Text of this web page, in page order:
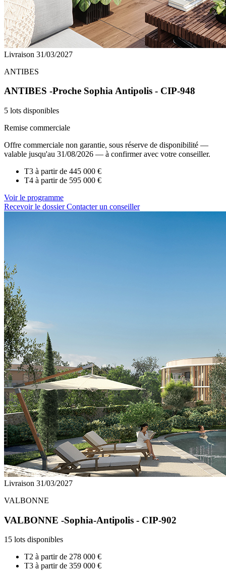
Livraison 31/03/2027
ANTIBES
ANTIBES -Proche Sophia Antipolis - CIP-948
5 lots disponibles
Remise commerciale
Offre commerciale non garantie, sous réserve de disponibilité —
valable jusqu'au 31/08/2026 — à confirmer avec votre conseiller.
T3 à partir de 445 000 €
T4 à partir de 595 000 €
Voir le programme
Recevoir le dossierContacter un conseiller
Livraison 31/03/2027
VALBONNE
VALBONNE -Sophia-Antipolis - CIP-902
15 lots disponibles
T2 à partir de 278 000 €
T3 à partir de 359 000 €